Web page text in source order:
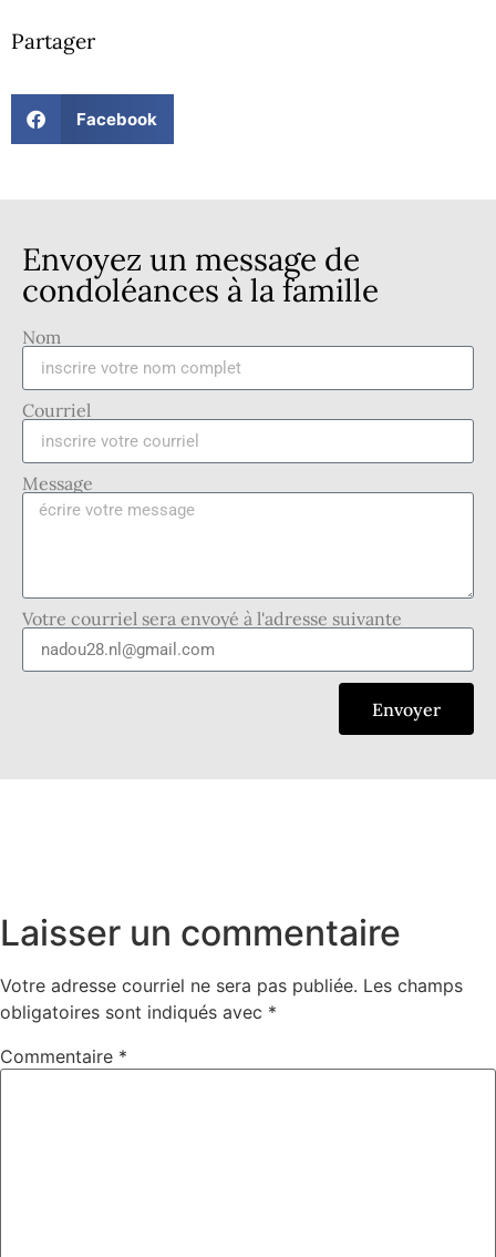
Partager
Facebook
Envoyez un message de
condoléances à la famille
Nom
Courriel
Message
Votre courriel sera envoyé à l'adresse suivante
Envoyer
Laisser un commentaire
Votre adresse courriel ne sera pas publiée. Les champs
obligatoires sont indiqués avec *
Commentaire *